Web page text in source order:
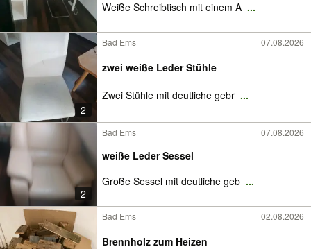
Weiße Schreibtisch mit einem A ...
2
Bad Ems 07.08.2026
zwei weiße Leder Stühle
Zwei Stühle mit deutliche gebr ...
2
Bad Ems 07.08.2026
weiße Leder Sessel
Große Sessel mit deutliche geb ...
Bad Ems 02.08.2026
Brennholz zum Heizen